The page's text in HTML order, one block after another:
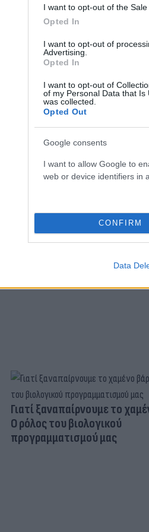
I want to opt-out of the Sale
Opted In
I want to opt-out of
Advertising.
Opted In
I want to opt-out of
of my Personal Data that
was collected.
Opted Out
Google consents
I want to allow Google to
web or device identifiers in
CONFIRM
Data
Πολιτείες Αμερικής)
Πανζουρλισμός στην
Σαλάχ - Χιλιάδες κόσμου
της Τραμπζονσπόρ (video)
Γιατί ξαναπαίρνουμε το
Ο ρόλος του βιολογικού
προγραμματισμού μας